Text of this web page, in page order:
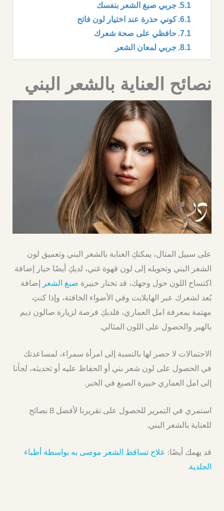
جربي صبغ الشعر بنفسك
كوني حذرة عند اختيار لون فاتح
حافظي على صحة شعرك
جربي لمعان الشعر
نصائح العناية بالشعر البني
على سبيل المثال، يمكنكِ العناية بالشعر البني وتعميق لون
الشعر البني وتحويله إلى لون قهوة غني، لديكِ أيضًا خيار إضافة
اكتساح اللون حول وجهك، قد تختار خبيرة صبغ الشعر إضافة
بُعد لشعرك عبر الهايلايت وفي الأضواء الخافتة، وإذا كنتِ
مهتمة بمعرفة امل العماري، فلديكِ فرصة لزيارة صالون ديم
بالهبر والحصول على اللون المثالي.
الاحتمالات لا حصر لها بالنسبة إلى امرأة سمراء، لمساعدتك
في الحصول على لون شعر بني أو الحفاظ عليه أو تحديثه، لجأنا
إلى امل العماري خبيرة الصبغ في الخبر.
استمري في التمرير للحصول على تقريرنا لأفضل 8 نصائح
للعناية بالشعر البني.
قد يهمك أيضًا: علاج تساقط الشعر موصى به بواسطة أطباء
الجلدية.